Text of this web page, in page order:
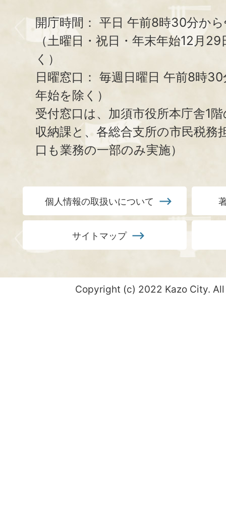
開庁時間： 平日 午前8時30分か
（土曜日・祝日・年末年始12月
く）
日曜窓口： 毎週日曜日 午前8時
年始を除く）
受付窓口は、加須市役所本庁舎1
収納課と、 各総合支所の市民税務
口も業務の一部のみ実施）
個人情報の取扱いについて
サイトマップ
Copyright (c) 2022 Kazo City.